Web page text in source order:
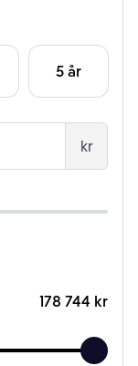
5 år
kr
178 744 kr